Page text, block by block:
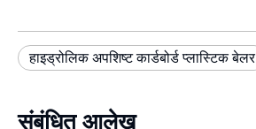
हाइड्रोलिक अपशिष्ट कार्डबोर्ड प्लास्टिक बेलर
संबंधित आलेख